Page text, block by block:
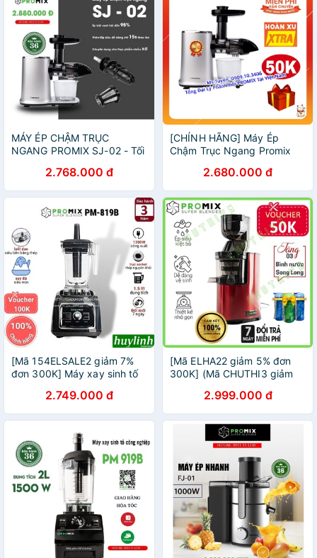
MÁY ÉP CHẬM TRỤC
NGANG PROMIX SJ-02 - Tối
xơ - bảo hành 3 năm
2.768.000 đ
[CHÍNH HÃNG] Máy Ép
Chậm Trục Ngang Promix
Quả, Siêu Kiệt Bã, Dễ Vệ
Sinh
2.680.000 đ
[Mã 154ELSALE2 giảm 7%
đơn 300K] Máy xay sinh tố
819B - Tặng Voucher
2.749.000 đ
[Mã ELHA22 giảm 5% đơn
300K] (Mã CHUTHI3 giảm
Promix PM-800 - Hàng
chính hãng BH 36 tháng
2.999.000 đ